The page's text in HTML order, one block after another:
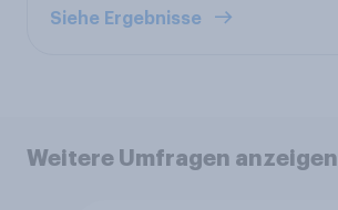
Siehe Ergebnisse
Weitere Umfragen anzeigen